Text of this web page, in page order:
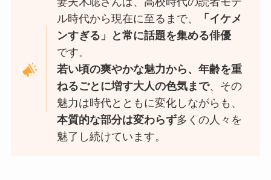
ル時代から現在に至るまで、
「イケメ
ンすぎる」と常に話題を集める俳優
です。
若い頃の爽やかな魅力から、年齢を重
ねるごとに増す大人の色気まで、その
魅力は時代とともに変化しながらも、
本質的な部分は変わらず多くの人々を
魅了し続けています。